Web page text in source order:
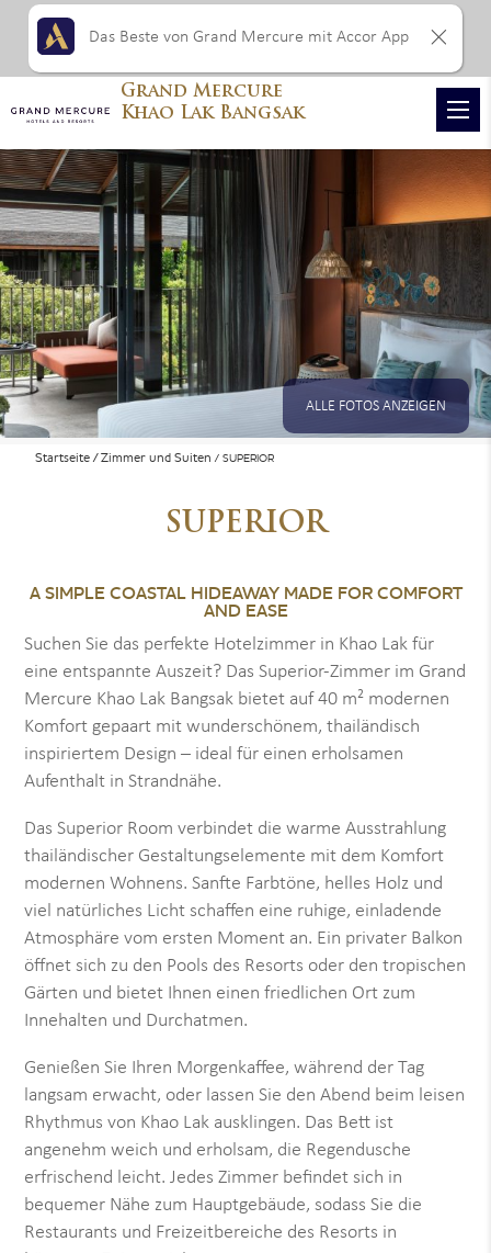
ALLE FOTOS ANZEIGEN
Startseite Zimmer und Suiten SUPERIOR
SUPERIOR
A SIMPLE COASTAL HIDEAWAY MADE FOR COMFORT
AND EASE
Suchen Sie das perfekte Hotelzimmer in Khao Lak für
eine entspannte Auszeit? Das Superior-Zimmer im Grand
Mercure Khao Lak Bangsak bietet auf 40 m² modernen
Komfort gepaart mit wunderschönem, thailändisch
inspiriertem Design – ideal für einen erholsamen
Aufenthalt in Strandnähe.
Das Superior Room verbindet die warme Ausstrahlung
thailändischer Gestaltungselemente mit dem Komfort
modernen Wohnens. Sanfte Farbtöne, helles Holz und
viel natürliches Licht schaffen eine ruhige, einladende
Atmosphäre vom ersten Moment an. Ein privater Balkon
öffnet sich zu den Pools des Resorts oder den tropischen
Gärten und bietet Ihnen einen friedlichen Ort zum
Innehalten und Durchatmen.
Genießen Sie Ihren Morgenkaffee, während der Tag
langsam erwacht, oder lassen Sie den Abend beim leisen
Rhythmus von Khao Lak ausklingen. Das Bett ist
angenehm weich und erholsam, die Regendusche
erfrischend leicht. Jedes Zimmer befindet sich in
bequemer Nähe zum Hauptgebäude, sodass Sie die
Restaurants und Freizeitbereiche des Resorts in
Grand Mercure
Khao Lak Bangsak
Das Beste von Grand Mercure mit Accor App